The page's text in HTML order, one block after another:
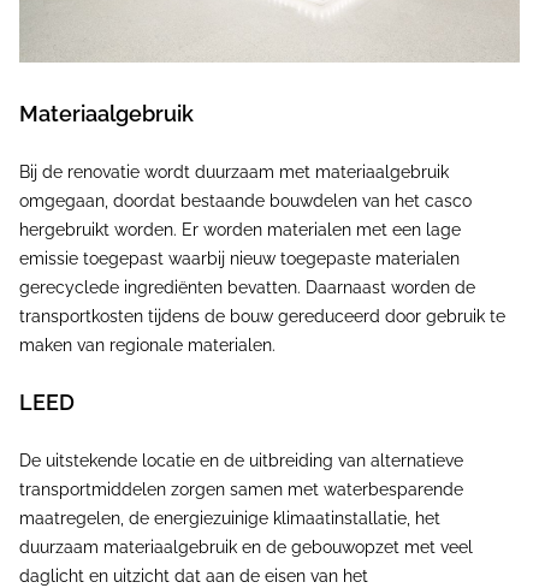
Materiaalgebruik
Bij de renovatie wordt duurzaam met materiaalgebruik
omgegaan, doordat bestaande bouwdelen van het casco
hergebruikt worden. Er worden materialen met een lage
emissie toegepast waarbij nieuw toegepaste materialen
gerecyclede ingrediënten bevatten. Daarnaast worden de
transportkosten tijdens de bouw gereduceerd door gebruik te
maken van regionale materialen.
LEED
De uitstekende locatie en de uitbreiding van alternatieve
transportmiddelen zorgen samen met waterbesparende
maatregelen, de energiezuinige klimaatinstallatie, het
duurzaam materiaalgebruik en de gebouwopzet met veel
daglicht en uitzicht dat aan de eisen van het